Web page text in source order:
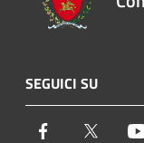
SEGUICI SU
Facebook Twitter